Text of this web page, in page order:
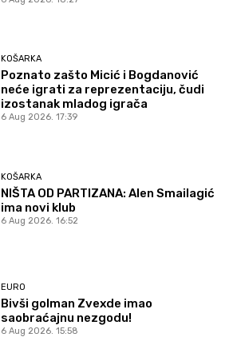
KOŠARKA
Poznato zašto Micić i Bogdanović
neće igrati za reprezentaciju, čudi
izostanak mladog igrača
6 Aug 2026. 17:39
KOŠARKA
NIŠTA OD PARTIZANA: Alen Smailagić
ima novi klub
6 Aug 2026. 16:52
EURO
Bivši golman Zvexde imao
saobraćajnu nezgodu!
6 Aug 2026. 15:58